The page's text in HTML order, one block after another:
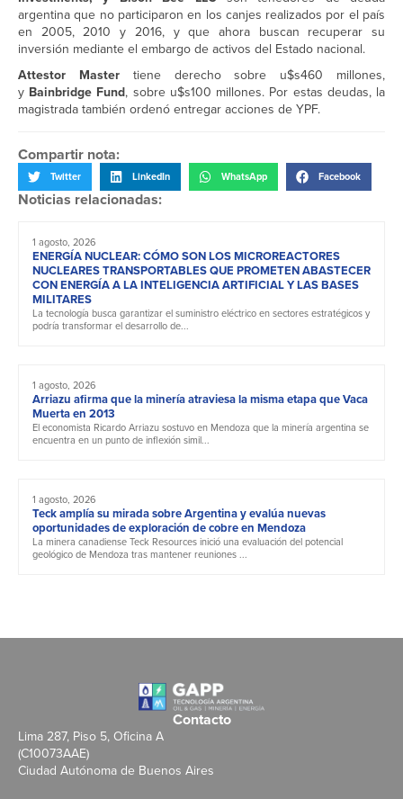
argentina que no participaron en los canjes realizados por el país
en 2005, 2010 y 2016, y que ahora buscan recuperar su
inversión mediante el embargo de activos del Estado nacional.
Attestor Mastertiene derecho sobre u$s460 millones,
y Bainbridge Fund, sobre u$s100 millones. Por estas deudas, la
magistrada también ordenó entregar acciones de YPF.
Compartir nota:
Twitter LinkedIn WhatsApp Facebook
Noticias relacionadas:
1 agosto, 2026
ENERGÍA NUCLEAR: CÓMO SON LOS MICROREACTORES
NUCLEARES TRANSPORTABLES QUE PROMETEN ABASTECER
CON ENERGÍA A LA INTELIGENCIA ARTIFICIAL Y LAS BASES
MILITARES
La tecnología busca garantizar el suministro eléctrico en sectores estratégicos y
podría transformar el desarrollo de...
1 agosto, 2026
Arriazu afirma que la minería atraviesa la misma etapa que Vaca
Muerta en 2013
El economista Ricardo Arriazu sostuvo en Mendoza que la minería argentina se
encuentra en un punto de inflexión simil...
1 agosto, 2026
Teck amplía su mirada sobre Argentina y evalúa nuevas
oportunidades de exploración de cobre en Mendoza
La minera canadiense Teck Resources inició una evaluación del potencial
geológico de Mendoza tras mantener reuniones ...
Contacto
Lima 287, Piso 5, Oficina A
(C10073AAE)
Ciudad Autónoma de Buenos Aires